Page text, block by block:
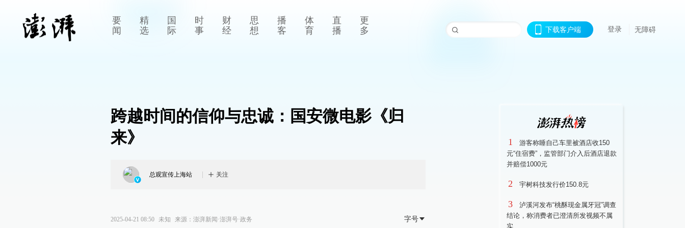
要
闻
精
选
国
际
时
事
财
经
思
想
播
客
体
育
直
播
更
多
下载客户端 登录 无障碍
跨越时间的信仰与忠诚：国安微电影《归
来》
总观宣传上海站 关注
2025-04-21 08:50 未知 来源： 澎湃新闻·澎湃号·政务 字号
1
游客称睡自己车里被酒店收150
元“住宿费”，监管部门介入后酒店退款
并赔偿1000元
2 宇树科技发行价150.8元
3
泸溪河发布“桃酥现金属牙冠”调查
结论，称消费者已澄清所发视频不属
实